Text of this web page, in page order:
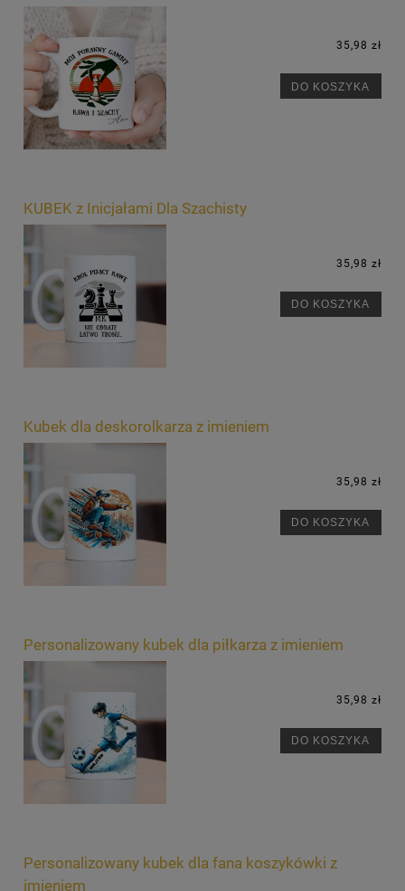
35,98 zł
DO KOSZYKA
KUBEK z Inicjałami Dla Szachisty
35,98 zł
DO KOSZYKA
Kubek dla deskorolkarza z imieniem
35,98 zł
DO KOSZYKA
Personalizowany kubek dla piłkarza z imieniem
35,98 zł
DO KOSZYKA
Personalizowany kubek dla fana koszykówki z
imieniem